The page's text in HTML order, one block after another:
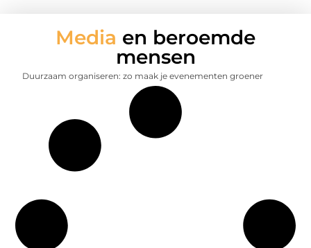
Media en beroemde
mensen
Duurzaam organiseren: zo maak je evenementen groener